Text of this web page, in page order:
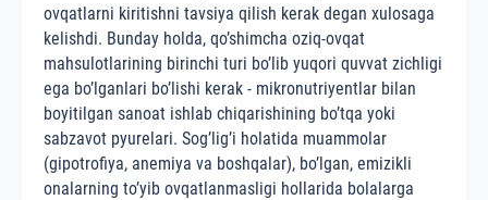
ovqatlarni kiritishni tavsiya qilish kerak degan xulosaga
kelishdi. Bunday holda, qo’shimcha oziq-ovqat
mahsulotlarining birinchi turi bo’lib yuqori quvvat zichligi
ega bo’lganlari bo’lishi kerak - mikronutriyentlar bilan
boyitilgan sanoat ishlab chiqarishining bo’tqa yoki
sabzavot pyurelari. Sog’lig’i holatida muammolar
(gipotrofiya, anemiya va boshqalar), bo’lgan, emizikli
onalarning to’yib ovqatlanmasligi hollarida bolalarga